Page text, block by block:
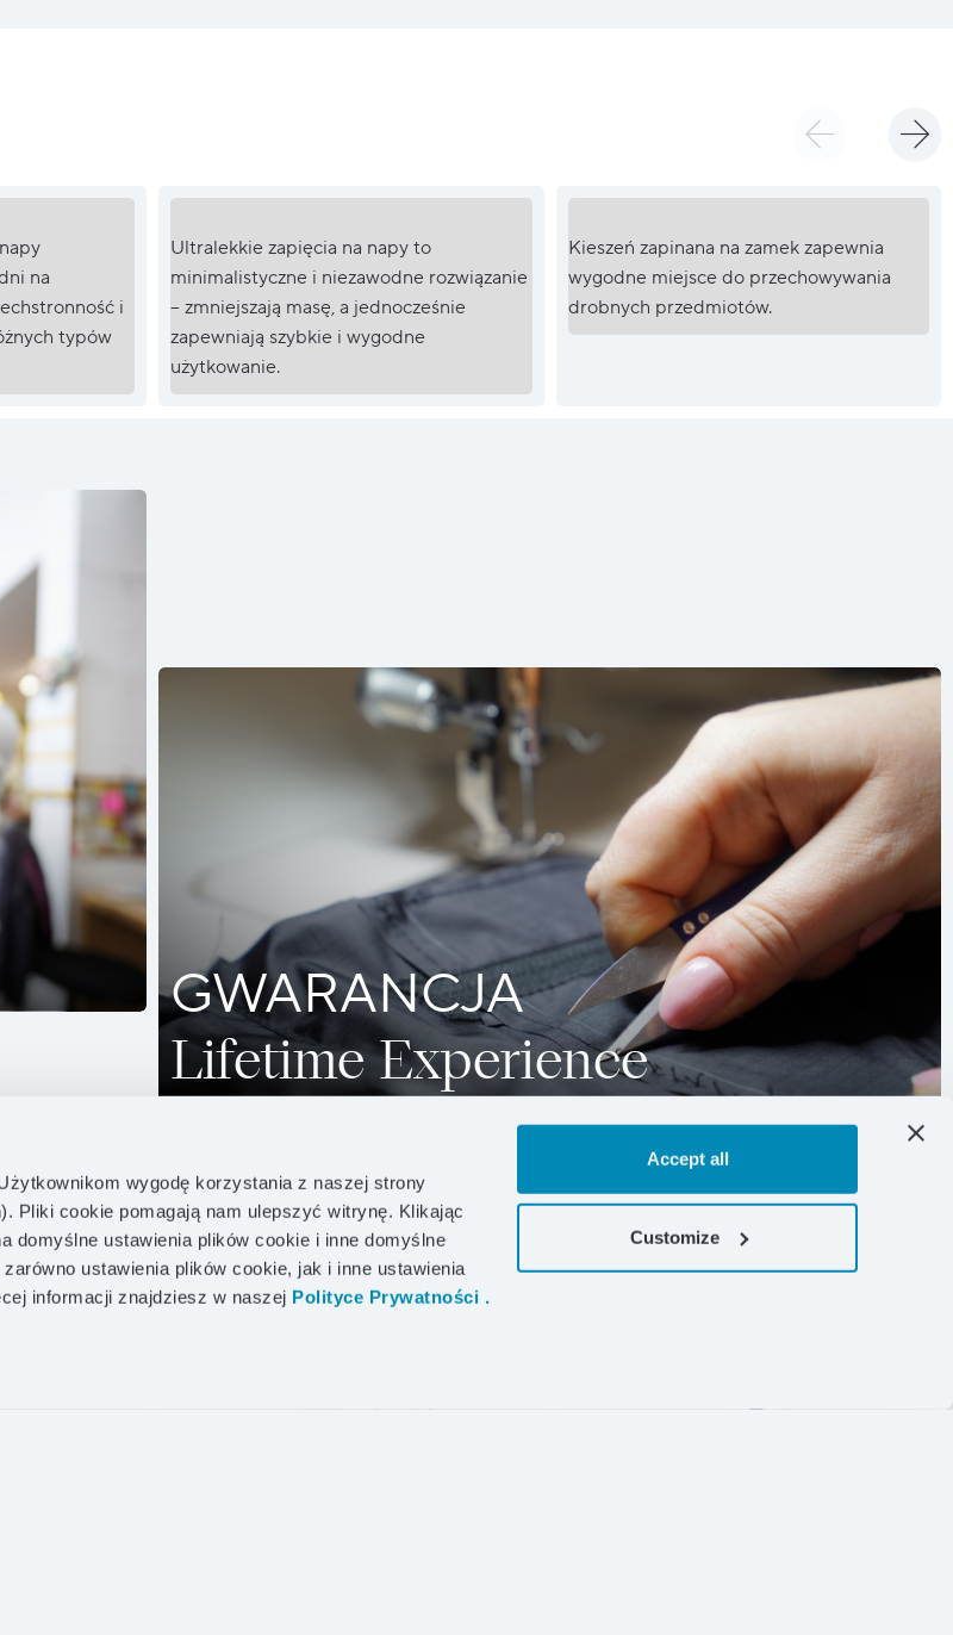
wygodę korzystania z naszej strony
Pliki cookie pomagają nam ulepszyć witrynę. Klikając
domyślne ustawienia plików cookie i inne domyślne
ustawienia plików cookie, jak i inne ustawienia
informacji znajdziesz w naszej Polityce Prywatności .
Accept all
Customize
na
i
typów
Ultralekkie zapięcia na napy to
minimalistyczne i niezawodne rozwiązanie
– zmniejszają masę, a jednocześnie
zapewniają szybkie i wygodne
użytkowanie.
Kieszeń zapinana na zamek zapewnia
wygodne miejsce do przechowywania
drobnych przedmiotów.
GWARANCJA
Lifetime Experience
02
WYJĄTKOWE